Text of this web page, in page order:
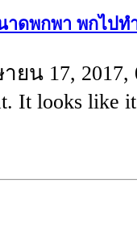
าดพกพา พกไป
ายน 17, 2017,
It looks like